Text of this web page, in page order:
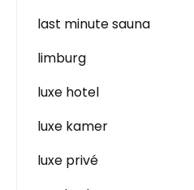
last minute sauna
limburg
luxe hotel
luxe kamer
luxe privé